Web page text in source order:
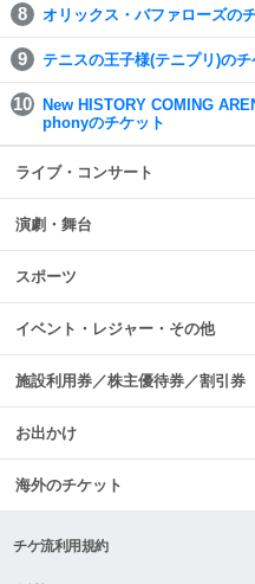
オリックス・バファローズの
テニスの王子様(テニプリ)のチ
New HISTORY COMING
phonyのチケット
ライブ・コンサート
演劇・舞台
スポーツ
イベント・レジャー・その他
施設利用券／株主優待券／割引券
お出かけ
海外のチケット
チケ流利用規約